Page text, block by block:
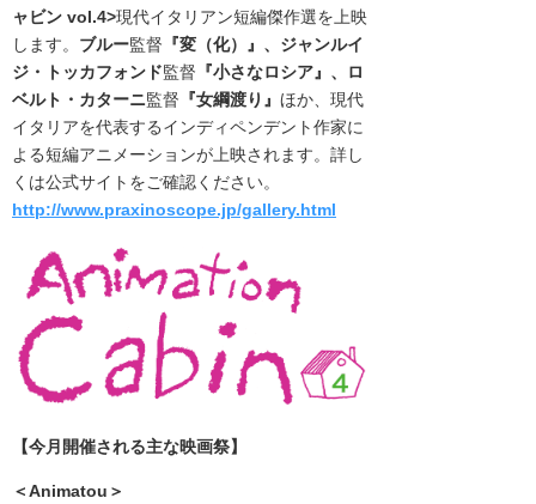
ャビン vol.4>現代イタリアン短編傑作選を上映
します。 ブルー監督 『変（化） 』、 ジャンルイ
ジ・トッカフォンド監督 『小さなロシア』、
ロ
ベルト・カターニ監督 『女綱渡り 』 ほか、現代
イタリアを代表するインディペンデント作家に
よる短編アニメーションが上映されます。詳し
くは公式サイトをご確認ください。
http://www.praxinoscope.jp/gallery.html
【今月開催される主な映画祭】
＜Animatou＞